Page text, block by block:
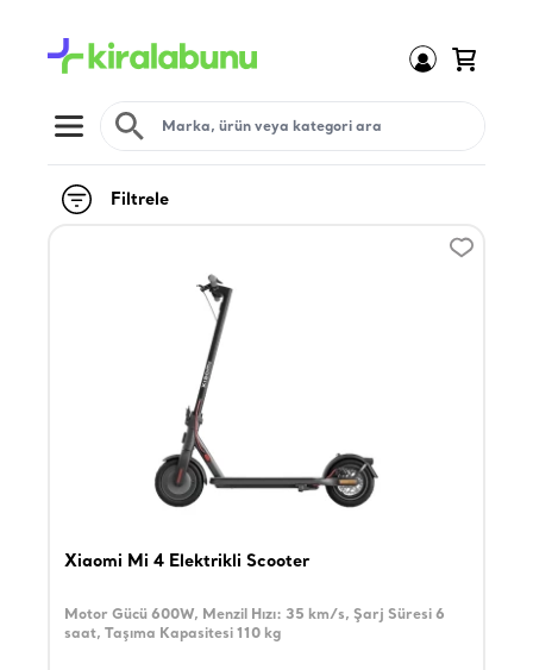
Open menu
Filtrele
Xiaomi Mi 4 Elektrikli Scooter
Motor Gücü 600W, Menzil Hızı: 35 km/s, Şarj Süresi 6
saat, Taşıma Kapasitesi 110 kg